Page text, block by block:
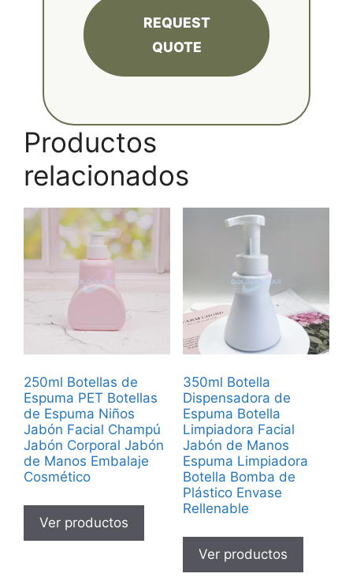
REQUEST
QUOTE
Productos
relacionados
250ml Botellas de
Espuma PET Botellas
de Espuma Niños
Jabón Facial Champú
Jabón Corporal Jabón
de Manos Embalaje
Cosmético
Ver productos
350ml Botella
Dispensadora de
Espuma Botella
Limpiadora Facial
Jabón de Manos
Espuma Limpiadora
Botella Bomba de
Plástico Envase
Rellenable
Ver productos